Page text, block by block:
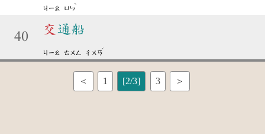
ㄐㄧㄠ ㄩㄣ
ˋ
40
交 通船
ㄐㄧㄠ ㄊㄨㄥ ㄔㄨㄢ
ˊ
＜ 1 [2/3] 3 ＞